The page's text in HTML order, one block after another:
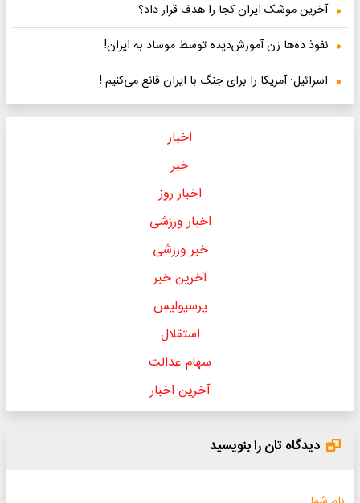
آخرین موشک ایران کجا را هدف قرار داد؟
نفوذ ده‌‌ها زن آموزش‌دیده توسط موساد به ایران!
اسرائیل: آمریکا را برای جنگ با ایران قانع می‌کنیم !
اخبار
خبر
اخبار روز
اخبار ورزشی
خبر ورزشی
آخرین خبر
پرسپولیس
استقلال
سهام عدالت
آخرین اخبار
دیدگاه تان را بنویسید